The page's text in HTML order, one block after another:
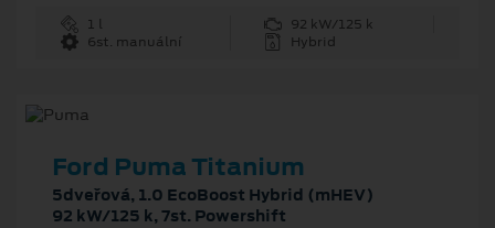
1 l
92 kW/125 k
6st. manuální
Hybrid
Ford Puma Titanium
5dveřová, 1.0 EcoBoost Hybrid (mHEV)
92 kW/125 k, 7st. Powershift